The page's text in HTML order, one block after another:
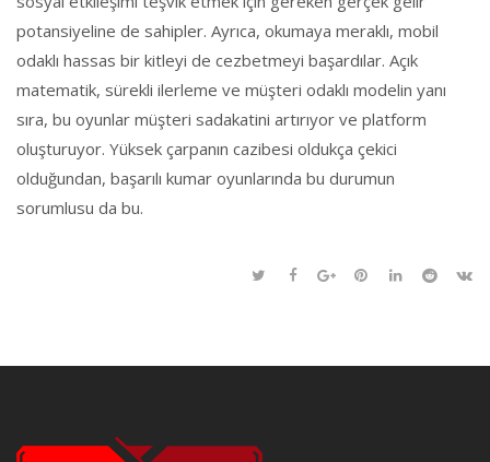
potansiyeline de sahipler. Ayrıca, okumaya meraklı, mobil
odaklı hassas bir kitleyi de cezbetmeyi başardılar. Açık
matematik, sürekli ilerleme ve müşteri odaklı modelin yanı
sıra, bu oyunlar müşteri sadakatini artırıyor ve platform
oluşturuyor. Yüksek çarpanın cazibesi oldukça çekici
olduğundan, başarılı kumar oyunlarında bu durumun
sorumlusu da bu.